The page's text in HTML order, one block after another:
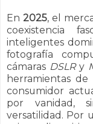
En2025, el
coexistencia
inteligentes
fotografía
cámaras DSLRy
herramientas
consumidor
por vanidad,
versatilidad. Por